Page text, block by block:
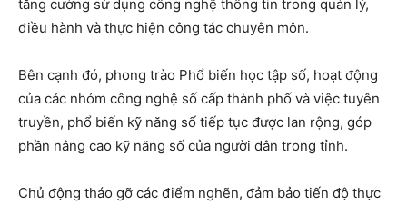
tăng cường sử dụng công nghệ thông tin trong quản lý,
điều hành và thực hiện công tác chuyên môn.
Bên cạnh đó, phong trào Phổ biến học tập số, hoạt động
của các nhóm công nghệ số cấp thành phố và việc tuyên
truyền, phổ biến kỹ năng số tiếp tục được lan rộng, góp
phần nâng cao kỹ năng số của người dân trong tỉnh.
Chủ động tháo gỡ các điểm nghẽn, đảm bảo tiến độ thực